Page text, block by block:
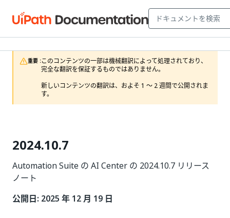
重要 :このコンテンツの一部は機械翻訳によって処理されており、
完全な翻訳を保証するものではありません。
新しいコンテンツの翻訳は、およそ 1 ～ 2 週間で公開されま
す。
2024.10.7
Automation Suite の AI Center の 2024.10.7 リリース
ノート
公開日: 2025 年 12 月 19 日